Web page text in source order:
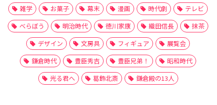
雑学
お菓子 幕末 漫画 時代劇
テレビ
べらぼう
明治時代 徳川家康 織田信長
抹茶
デザイン
文房具 フィギュア
展覧会
鎌倉時代
豊臣秀吉 豊臣兄弟！
昭和時代
光る君へ
葛飾北斎 鎌倉殿の13人